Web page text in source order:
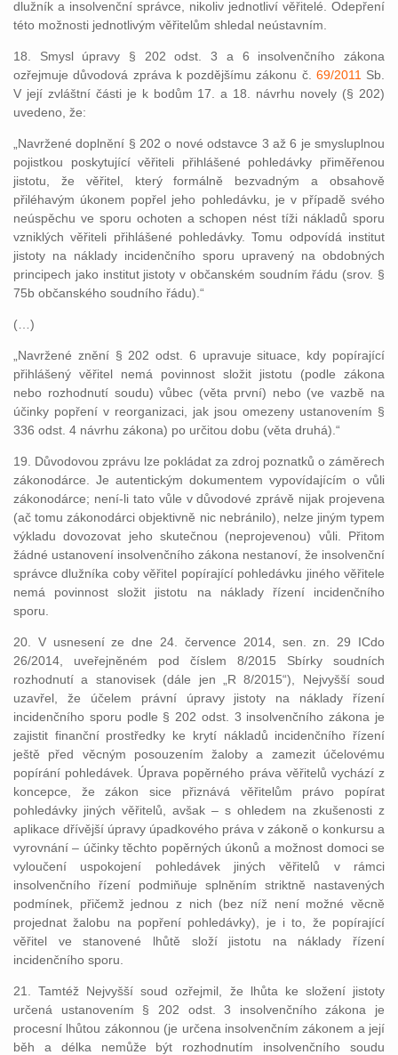
dlužník a insolvenční správce, nikoliv jednotliví věřitelé. Odepření
této možnosti jednotlivým věřitelům shledal neústavním.
18. Smysl úpravy § 202 odst. 3 a 6 insolvenčního zákona
ozřejmuje důvodová zpráva k pozdějšímu zákonu č. 69/2011 Sb.
V její zvláštní části je k bodům 17. a 18. návrhu novely (§ 202)
uvedeno, že:
„Navržené doplnění § 202 o nové odstavce 3 až 6 je smysluplnou
pojistkou poskytující věřiteli přihlášené pohledávky přiměřenou
jistotu, že věřitel, který formálně bezvadným a obsahově
přiléhavým úkonem popřel jeho pohledávku, je v případě svého
neúspěchu ve sporu ochoten a schopen nést tíži nákladů sporu
vzniklých věřiteli přihlášené pohledávky. Tomu odpovídá institut
jistoty na náklady incidenčního sporu upravený na obdobných
principech jako institut jistoty v občanském soudním řádu (srov. §
75b občanského soudního řádu).“
(…)
„Navržené znění § 202 odst. 6 upravuje situace, kdy popírající
přihlášený věřitel nemá povinnost složit jistotu (podle zákona
nebo rozhodnutí soudu) vůbec (věta první) nebo (ve vazbě na
účinky popření v reorganizaci, jak jsou omezeny ustanovením §
336 odst. 4 návrhu zákona) po určitou dobu (věta druhá).“
19. Důvodovou zprávu lze pokládat za zdroj poznatků o záměrech
zákonodárce. Je autentickým dokumentem vypovídajícím o vůli
zákonodárce; není-li tato vůle v důvodové zprávě nijak projevena
(ač tomu zákonodárci objektivně nic nebránilo), nelze jiným typem
výkladu dovozovat jeho skutečnou (neprojevenou) vůli. Přitom
žádné ustanovení insolvenčního zákona nestanoví, že insolvenční
správce dlužníka coby věřitel popírající pohledávku jiného věřitele
nemá povinnost složit jistotu na náklady řízení incidenčního
sporu.
20. V usnesení ze dne 24. července 2014, sen. zn. 29 ICdo
26/2014, uveřejněném pod číslem 8/2015 Sbírky soudních
rozhodnutí a stanovisek (dále jen „R 8/2015“), Nejvyšší soud
uzavřel, že účelem právní úpravy jistoty na náklady řízení
incidenčního sporu podle § 202 odst. 3 insolvenčního zákona je
zajistit finanční prostředky ke krytí nákladů incidenčního řízení
ještě před věcným posouzením žaloby a zamezit účelovému
popírání pohledávek. Úprava popěrného práva věřitelů vychází z
koncepce, že zákon sice přiznává věřitelům právo popírat
pohledávky jiných věřitelů, avšak – s ohledem na zkušenosti z
aplikace dřívější úpravy úpadkového práva v zákoně o konkursu a
vyrovnání – účinky těchto popěrných úkonů a možnost domoci se
vyloučení uspokojení pohledávek jiných věřitelů v rámci
insolvenčního řízení podmiňuje splněním striktně nastavených
podmínek, přičemž jednou z nich (bez níž není možné věcně
projednat žalobu na popření pohledávky), je i to, že popírající
věřitel ve stanovené lhůtě složí jistotu na náklady řízení
incidenčního sporu.
21. Tamtéž Nejvyšší soud ozřejmil, že lhůta ke složení jistoty
určená ustanovením § 202 odst. 3 insolvenčního zákona je
procesní lhůtou zákonnou (je určena insolvenčním zákonem a její
běh a délka nemůže být rozhodnutím insolvenčního soudu